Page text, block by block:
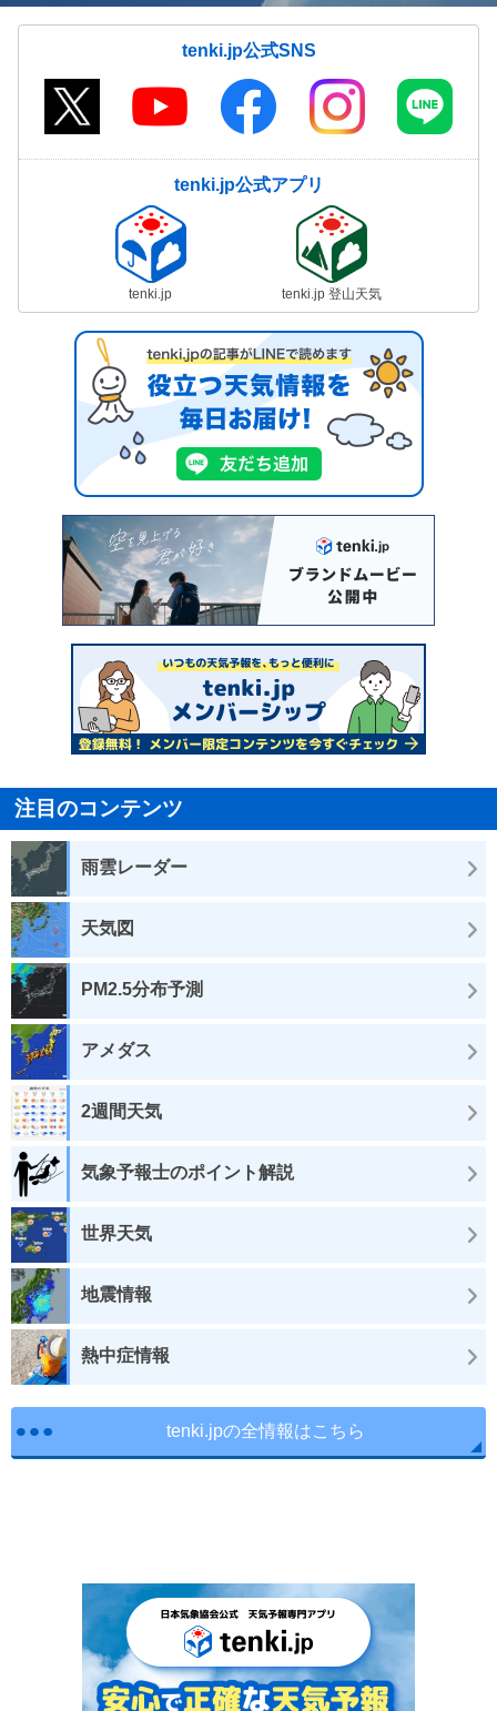
tenki.jp公式SNS
tenki.jp公式アプリ
tenki.jp tenki.jp 登山天気
注目のコンテンツ
雨雲レーダー
天気図
PM2.5分布予測
アメダス
2週間天気
気象予報士のポイント解説
世界天気
地震情報
熱中症情報
tenki.jpの全情報はこちら